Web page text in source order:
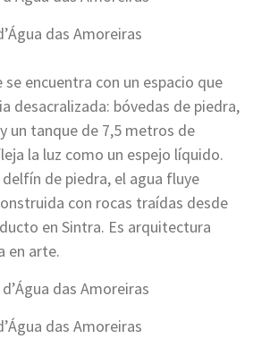
das Amoreiras
encuentra con un espacio que
desacralizada: bóvedas de piedra,
un tanque de 7,5 metros de
la luz como un espejo líquido.
delfín de piedra, el agua fluye
con rocas traídas desde
en Sintra. Es arquitectura
en arte.
das Amoreiras